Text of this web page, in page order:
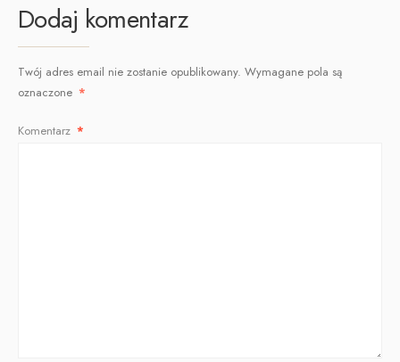
Dodaj komentarz
Twój adres email nie zostanie opublikowany. Wymagane pola są
oznaczone *
Komentarz *